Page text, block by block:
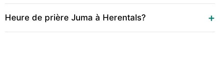
Heure de prière Juma à Herentals?